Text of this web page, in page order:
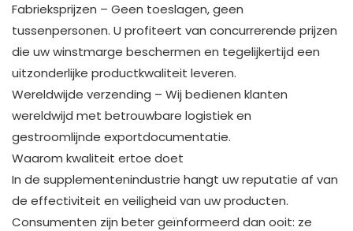
Fabrieksprijzen – Geen toeslagen, geen
tussenpersonen. U profiteert van concurrerende prijzen
die uw winstmarge beschermen en tegelijkertijd een
uitzonderlijke productkwaliteit leveren.
Wereldwijde verzending – Wij bedienen klanten
wereldwijd met betrouwbare logistiek en
gestroomlijnde exportdocumentatie.
Waarom kwaliteit ertoe doet
In de supplementenindustrie hangt uw reputatie af van
de effectiviteit en veiligheid van uw producten.
Consumenten zijn beter geïnformeerd dan ooit: ze